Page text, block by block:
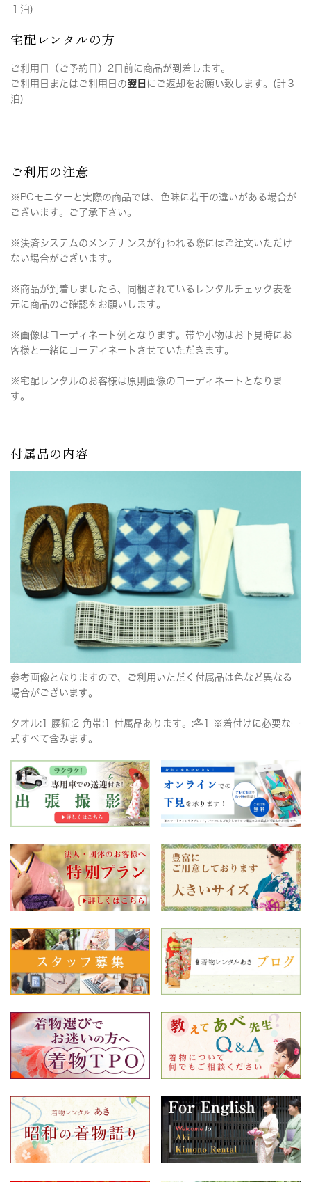
１泊)
宅配レンタルの方
ご利用日（ご予約日）2日前に商品が到着します。
ご利用日またはご利用日の翌日 にご返却をお願い致します。(計３
泊)
ご利用の注意
※PCモニターと実際の商品では、色味に若干の違いがある場合が
ございます。ご了承下さい。
※決済システムのメンテナンスが行われる際にはご注文いただけ
ない場合がございます。
※商品が到着しましたら、同梱されているレンタルチェック表を
元に商品のご確認をお願いします。
※画像はコーディネート例となります。帯や小物はお下見時にお
客様と一緒にコーディネートさせていただきます。
※宅配レンタルのお客様は原則画像のコーディネートとなりま
す。
付属品の内容
参考画像となりますので、ご利用いただく付属品は色など異なる
場合がございます。
タオル:1 腰紐:2 角帯:1 付属品あります。:各1 ※着付けに必要な一
式すべて含みます。